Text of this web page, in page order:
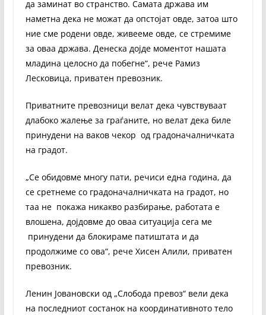
да заминат во странство. Самата држава им
наметна дека не можат да опстојат овде, затоа што
ние сме родени овде, живееме овде, се стремиме
за оваа држава. Денеска дојде моментот нашата
младина целосно да побегне“, рече Рамиз
Лесковица, приватен превозник.
Приватните превозници велат дека чувствуваат
длабоко жалење за граѓаните, но велат дека биле
принудени на ваков чекор од градоначалничката
на градот.
„Се обидовме многу пати, речиси една година, да
се сретнеме со градоначалничката на градот, но
таа не покажа никакво разбирање, работата е
влошена, дојдовме до оваа ситуација сега ме
принудени да блокираме патиштата и да
продолжиме со ова“, рече Хисен Алили, приватен
превозник.
Ленин Јовановски од „Слобода превоз“ вели дека
на последниот состанок на координативното тело